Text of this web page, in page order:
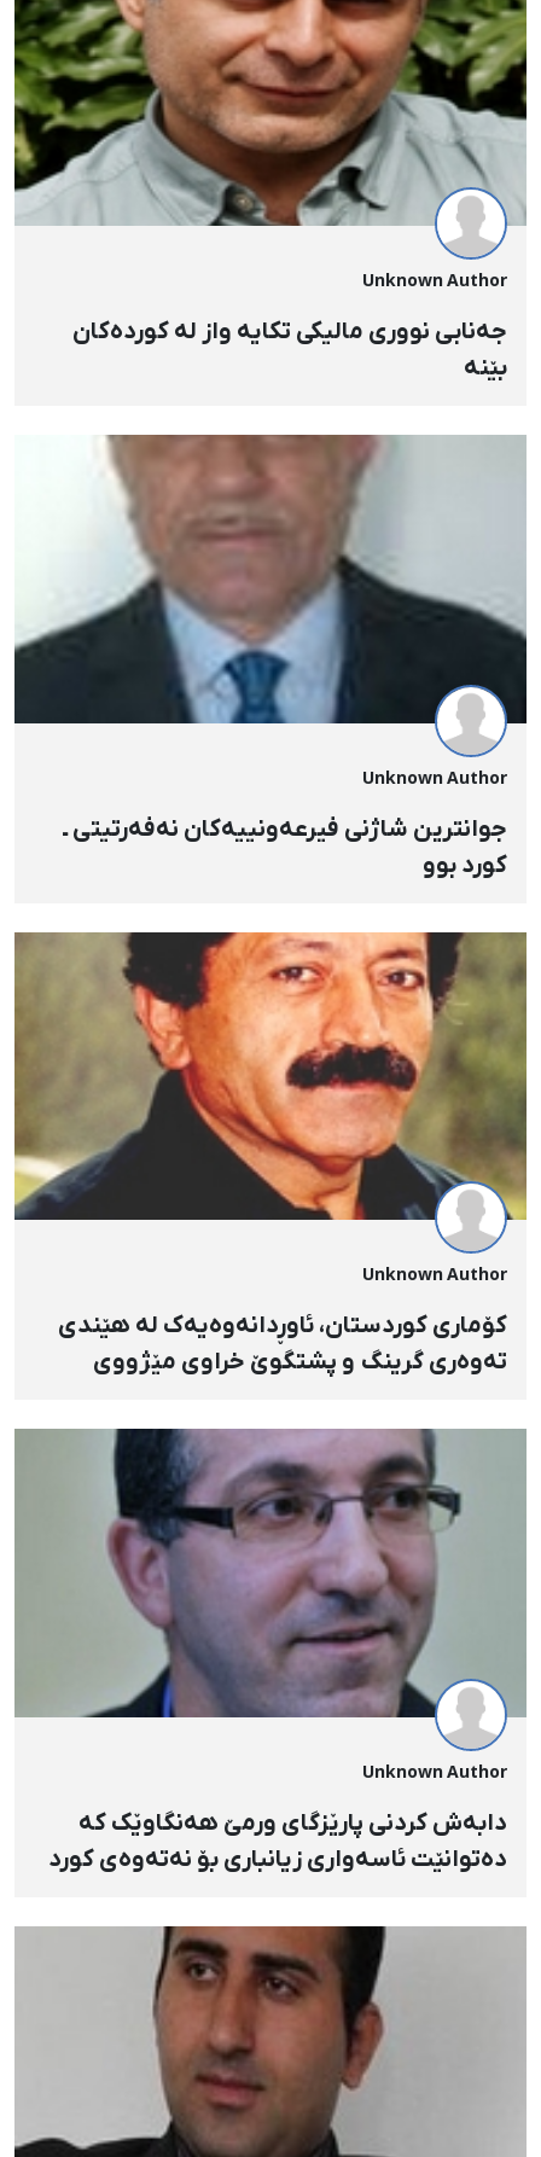
Unknown Author
جەنابی نووری مالیکی تکایە واز لە کوردەکان
بێنە
Unknown Author
جوانترین شاژنی فیرعەونییەکان نەفەرتیتی ـ
کورد بوو
Unknown Author
کۆماری کوردستان، ئاوڕدانه‌وه‌یەک له‌ هێندی
ته‌وه‌ری گرینگ و پشتگوێ خراوی مێژووی
Unknown Author
دابەش کردنی پارێزگای ورمێ هەنگاوێک کە
دەتوانێت ئاسەواری زیانباری بۆ نەتەوەی کورد